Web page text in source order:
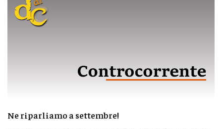
Ne riparliamo a settembre!